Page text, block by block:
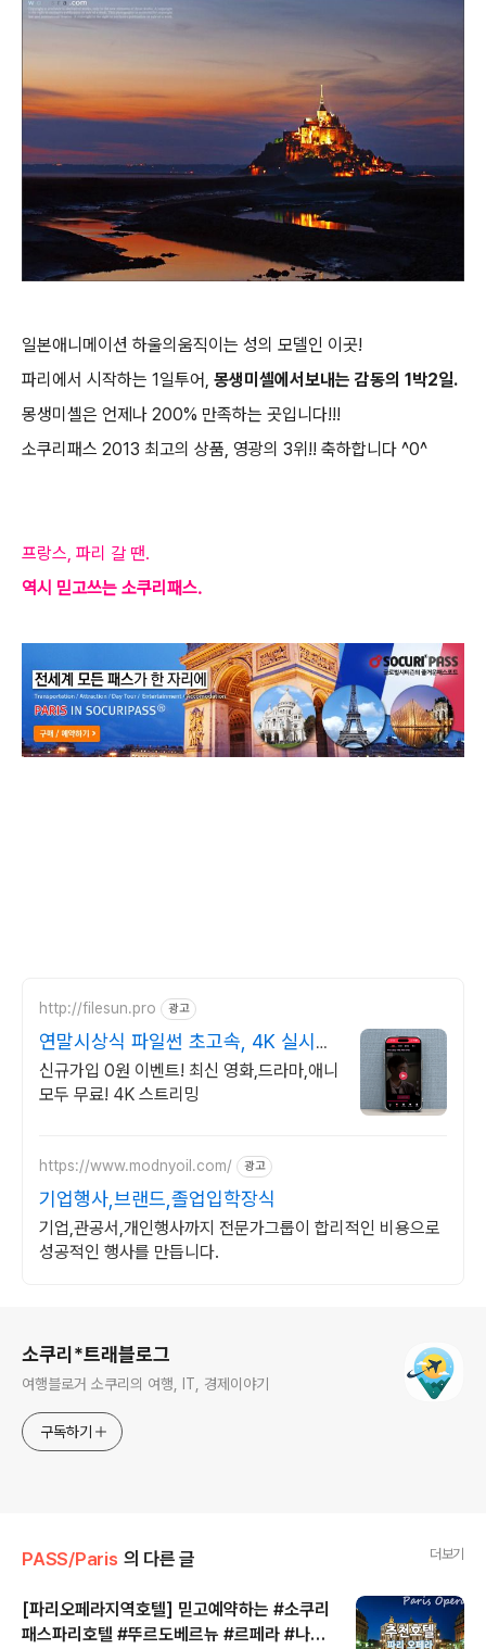
일본애니메이션 하울의움직이는 성의 모델인 이곳!
파리에서 시작하는 1일투어, 몽생미셸에서보내는 감동의 1박2일.
몽생미셸은 언제나 200% 만족하는 곳입니다!!!
소쿠리패스 2013 최고의 상품, 영광의 3위!! 축하합니다 ^0^
프랑스, 파리 갈 땐.
역시 믿고쓰는 소쿠리패스.
http://filesun.pro 광고
연말시상식 파일썬 초고속, 4K 실시간
보기!
신규가입 0원 이벤트! 최신 영화,드라마,애니
모두 무료! 4K 스트리밍
https://www.modnyoil.com/ 광고
기업행사,브랜드,졸업입학장식
기업,관공서,개인행사까지 전문가그룹이 합리적인 비용으로
성공적인 행사를 만듭니다.
소쿠리*트래블로그
여행블로거 소쿠리의 여행, IT, 경제이야기
구독하기
PASS/Paris 의 다른 글 더보기
[파리오페라지역호텔] 믿고예약하는 #소쿠리
패스파리호텔 #뚜르도베르뉴 #르페라 #나인